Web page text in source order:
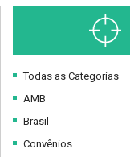
Todas as Categorias
AMB
Brasil
Convênios